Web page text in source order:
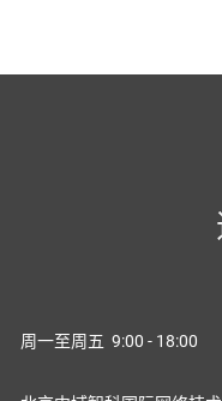
周一至周五 9:00 - 18:00